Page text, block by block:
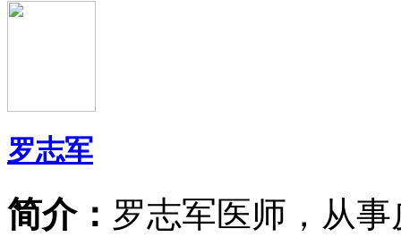
罗志军
简介： 罗志军医师，从事